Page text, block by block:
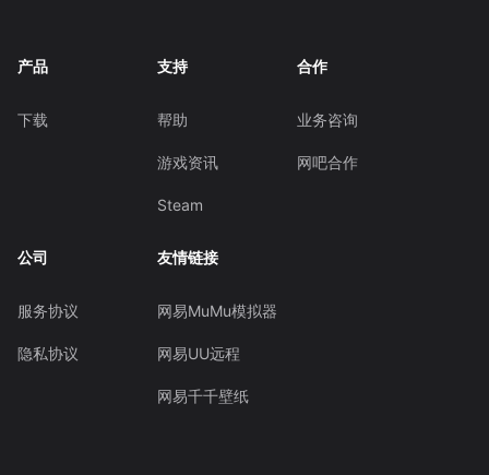
产品
下载
支持
帮助
游戏资讯
Steam
合作
业务咨询
网吧合作
公司
服务协议
隐私协议
友情链接
网易MuMu模拟器
网易UU远程
网易千千壁纸